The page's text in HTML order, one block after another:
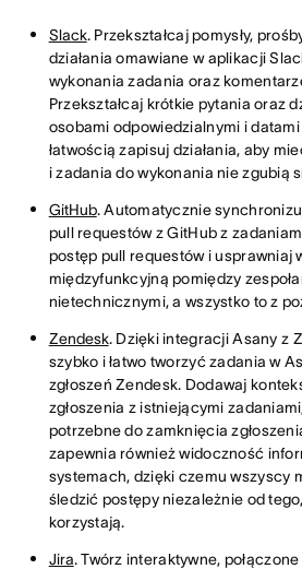
Slack. Przekształcaj pomysły,
działania omawiane w aplikacji
wykonania zadania oraz
Przekształcaj krótkie pytania oraz
osobami odpowiedzialnymi i
łatwością zapisuj działania, aby
i zadania do wykonania nie zgubią
GitHub. Automatycznie
pull requestów z GitHub z
postęp pull requestów i usprawniaj
międzyfunkcyjną pomiędzy
nietechnicznymi, a wszystko to z
Zendesk. Dzięki integracji Asany z
szybko i łatwo tworzyć zadania w
zgłoszeń Zendesk. Dodawaj
zgłoszenia z istniejącymi
potrzebne do zamknięcia
zapewnia również widoczność
systemach, dzięki czemu wszyscy
śledzić postępy niezależnie od
korzystają.
Jira. Twórz interaktywne,